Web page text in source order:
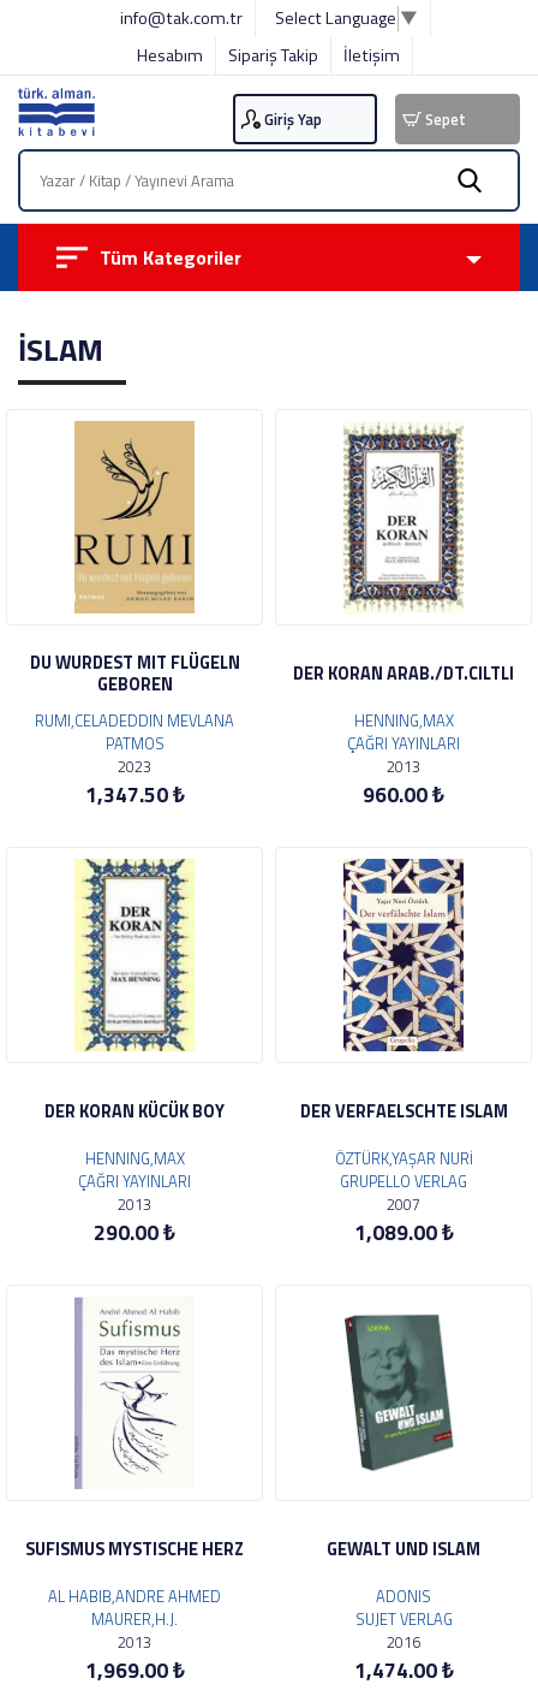
info@tak.com.tr Select Language ▼
Hesabım
Sipariş Takip İletişim
Giriş Yap Sepet
Tüm Kategoriler
İSLAM
DU WURDEST MIT FLÜGELN
GEBOREN
RUMI,CELADEDDIN MEVLANA
PATMOS
2023
1,347.50 ₺
DER KORAN ARAB./DT.CILTLI
HENNING,MAX
ÇAĞRI YAYINLARI
2013
960.00 ₺
DER KORAN KÜCÜK BOY
HENNING,MAX
ÇAĞRI YAYINLARI
2013
290.00 ₺
DER VERFAELSCHTE ISLAM
ÖZTÜRK,YAŞAR NURİ
GRUPELLO VERLAG
2007
1,089.00 ₺
SUFISMUS MYSTISCHE HERZ
AL HABIB,ANDRE AHMED
MAURER,H.J.
2013
1,969.00 ₺
GEWALT UND ISLAM
ADONIS
SUJET VERLAG
2016
1,474.00 ₺